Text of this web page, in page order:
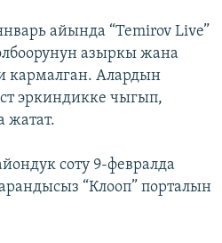
айында “Temirov Live”
азыркы жана
кармалган. Алардын
эркиндикке чыгып,
жатат.
соту 9-февралда
“Клооп” порталын